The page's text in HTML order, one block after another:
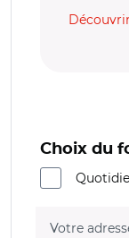
Choix du
Votre